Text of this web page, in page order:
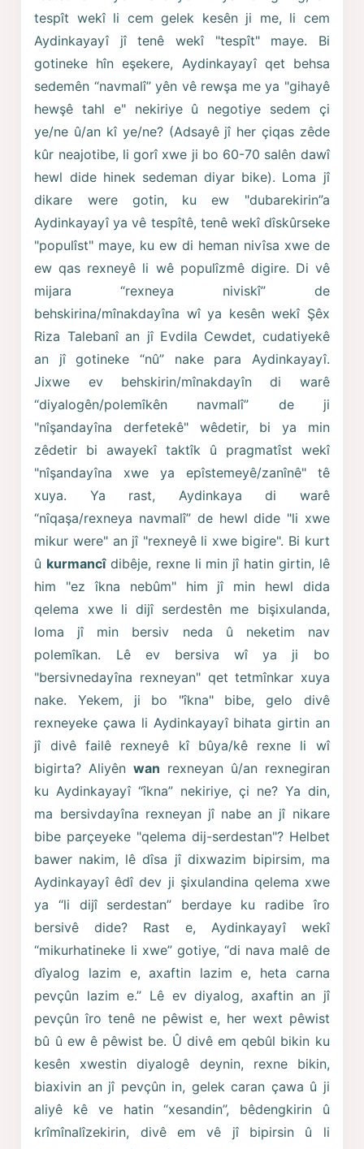
tespît wekî li cem gelek kesên ji me, li cem
Aydinkayayî jî tenê wekî "tespît" maye. Bi
gotineke hîn eşekere, Aydinkayayî qet behsa
sedemên “navmalî” yên vê rewşa me ya "gihayê
hewşê tahl e" nekiriye û negotiye sedem çi
ye/ne û/an kî ye/ne? (Adsayê jî her çiqas zêde
kûr neajotibe, li gorî xwe ji bo 60-70 salên dawî
hewl dide hinek sedeman diyar bike). Loma jî
dikare were gotin, ku ew "dubarekirin”a
Aydinkayayî ya vê tespîtê, tenê wekî dîskûrseke
"populîst" maye, ku ew di heman nivîsa xwe de
ew qas rexneyê li wê populîzmê digire. Di vê
mijara “rexneya niviskî” de
behskirina/mînakdayîna wî ya kesên wekî Şêx
Riza Talebanî an jî Evdila Cewdet, cudatiyekê
an jî gotineke “nû” nake para Aydinkayayî.
Jixwe ev behskirin/mînakdayîn di warê
“diyalogên/polemîkên navmalî” de ji
"nîşandayîna derfetekê" wêdetir, bi ya min
zêdetir bi awayekî taktîk û pragmatîst wekî
"nîşandayîna xwe ya epîstemeyê/zanînê" tê
xuya. Ya rast, Aydinkaya di warê
“nîqaşa/rexneya navmalî” de hewl dide "li xwe
mikur were" an jî "rexneyê li xwe bigire". Bi kurt
û kurmancîdibêje, rexne li min jî hatin girtin, lê
him "ez îkna nebûm" him jî min hewl dida
qelema xwe li dijî serdestên me bişixulanda,
loma jî min bersiv neda û neketim nav
polemîkan. Lê ev bersiva wî ya ji bo
"bersivnedayîna rexneyan" qet tetmînkar xuya
nake. Yekem, ji bo "îkna" bibe, gelo divê
rexneyeke çawa li Aydinkayayî bihata girtin an
jî divê failê rexneyê kî bûya/kê rexne li wî
bigirta? Aliyênwan rexneyan û/an rexnegiran
ku Aydinkayayî “îkna” nekiriye, çi ne? Ya din,
ma bersivdayîna rexneyan jî nabe an jî nikare
bibe parçeyeke "qelema dij-serdestan"? Helbet
bawer nakim, lê dîsa jî dixwazim bipirsim, ma
Aydinkayayî êdî dev ji şixulandina qelema xwe
ya “li dijî serdestan” berdaye ku radibe îro
bersivê dide? Rast e, Aydinkayayî wekî
“mikurhatineke li xwe” gotiye, “di nava malê de
dîyalog lazim e, axaftin lazim e, heta carna
pevçûn lazim e.” Lê ev diyalog, axaftin an jî
pevçûn îro tenê ne pêwist e, her wext pêwist
bû û ew ê pêwist be. Û divê em qebûl bikin ku
kesên xwestin diyalogê deynin, rexne bikin,
biaxivin an jî pevçûn in, gelek caran çawa û ji
aliyê kê ve hatin “xesandin”, bêdengkirin û
krîmînalîzekirin, divê em vê jî bipirsin û li